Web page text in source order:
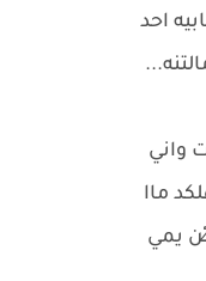
احد
واني
ماا
يمي